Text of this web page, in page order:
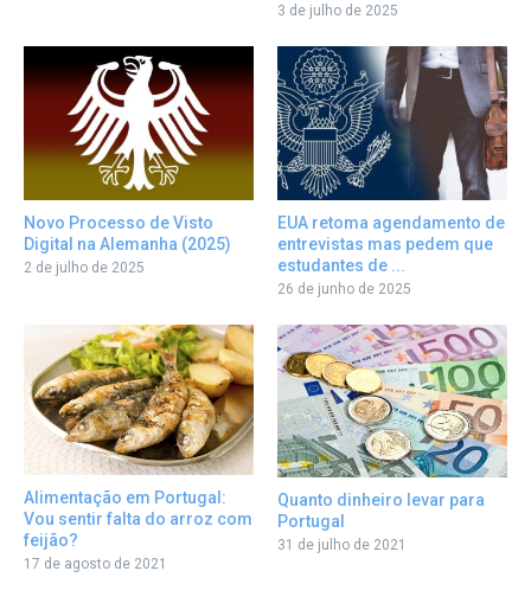
3 de julho de 2025
Novo Processo de Visto
Digital na Alemanha (2025)
2 de julho de 2025
EUA retoma agendamento de
entrevistas mas pedem que
estudantes de ...
26 de junho de 2025
Alimentação em Portugal:
Vou sentir falta do arroz com
feijão?
17 de agosto de 2021
Quanto dinheiro levar para
Portugal
31 de julho de 2021